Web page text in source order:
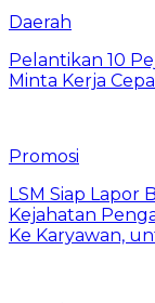
Daerah
Pelantikan 10
Minta Kerja
Promosi
LSM Siap Lapor
Kejahatan
Ke Karyawan,